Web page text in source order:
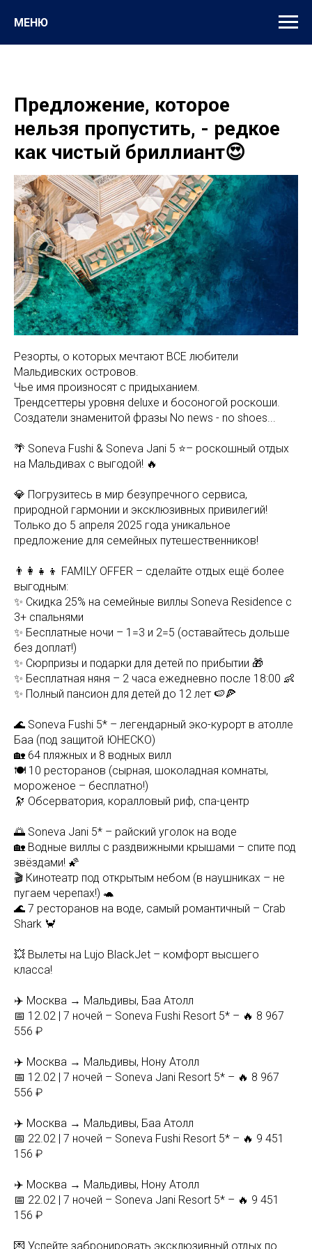
МЕНЮ
Предложение, которое
нельзя пропустить, - редкое
как чистый бриллиант😍
Резорты, о которых мечтают ВСЕ любители
Мальдивских островов.
Чье имя произносят с придыханием.
Трендсеттеры уровня deluxe и босоногой роскоши.
Создатели знаменитой фразы No news - no shoes...
🌴 Soneva Fushi & Soneva Jani 5 ⭐️– роскошный отдых
на Мальдивах с выгодой! 🔥
💎 Погрузитесь в мир безупречного сервиса,
природной гармонии и эксклюзивных привилегий!
Только до 5 апреля 2025 года уникальное
предложение для семейных путешественников!
👨‍👩‍👧‍👦 FAMILY OFFER – сделайте отдых ещё более
выгодным:
✨ Скидка 25% на семейные виллы Soneva Residence с
3+ спальнями
✨ Бесплатные ночи – 1=3 и 2=5 (оставайтесь дольше
без доплат!)
✨ Сюрпризы и подарки для детей по прибытии 🎁
✨ Бесплатная няня – 2 часа ежедневно после 18:00 👶
✨ Полный пансион для детей до 12 лет 🍉🍕
🌊 Soneva Fushi 5* – легендарный эко-курорт в атолле
Баа (под защитой ЮНЕСКО)
🏡 64 пляжных и 8 водных вилл
🍽 10 ресторанов (сырная, шоколадная комнаты,
мороженое – бесплатно!)
🔭 Обсерватория, коралловый риф, спа-центр
🌅 Soneva Jani 5* – райский уголок на воде
🏡 Водные виллы с раздвижными крышами – спите под
звёздами! 🌠
🎬 Кинотеатр под открытым небом (в наушниках – не
пугаем черепах!) 🐢
🌊 7 ресторанов на воде, самый романтичный – Crab
Shark 🦀
💥 Вылеты на Lujo BlackJet – комфорт высшего
класса!
✈️ Москва → Мальдивы, Баа Атолл
📅 12.02 | 7 ночей – Soneva Fushi Resort 5* – 🔥 8 967
556 ₽
✈️ Москва → Мальдивы, Нону Атолл
📅 12.02 | 7 ночей – Soneva Jani Resort 5* – 🔥 8 967
556 ₽
✈️ Москва → Мальдивы, Баа Атолл
📅 22.02 | 7 ночей – Soneva Fushi Resort 5* – 🔥 9 451
156 ₽
✈️ Москва → Мальдивы, Нону Атолл
📅 22.02 | 7 ночей – Soneva Jani Resort 5* – 🔥 9 451
156 ₽
💌 Успейте забронировать эксклюзивный отдых по